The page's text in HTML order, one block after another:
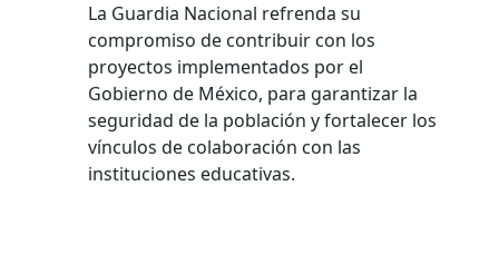
La Guardia Nacional refrenda su
compromiso de contribuir con los
proyectos implementados por el
Gobierno de México, para garantizar la
seguridad de la población y fortalecer los
vínculos de colaboración con las
instituciones educativas.